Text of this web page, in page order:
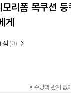
리폼 목쿠션
게
점 (0)
※ 수량과 관계 없